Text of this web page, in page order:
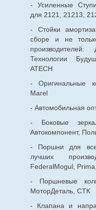
- Усиленные
для 2121, 21213,
- Стойки
сборе и не
Технологии
ATECH
- Оригинальные
Marel
- Автомобильная
- Боковые
Автокомпонент,
- Поршни для
лучших
FederalMogul,
- Поршневые
МоторДеталь, СТК
- Клапана и